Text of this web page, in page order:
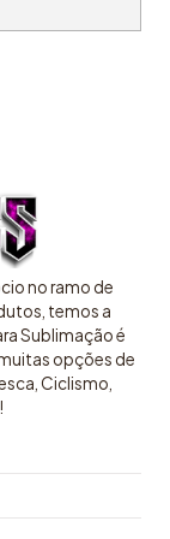
no ramo de
temos a
Sublimação é
opções de
Ciclismo,